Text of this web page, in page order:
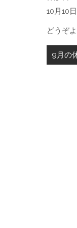
10月10日
どうぞ
投
9月の